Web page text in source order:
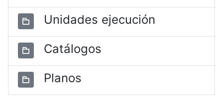
Unidades ejecución
Catálogos
Planos